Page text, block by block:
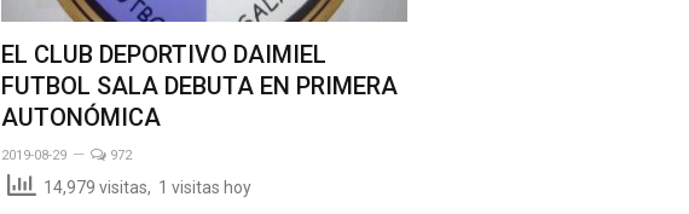
EL CLUB DEPORTIVO DAIMIEL
FUTBOL SALA DEBUTA EN PRIMERA
AUTONÓMICA
2019-08-29 972
14,979 visitas, 1 visitas hoy